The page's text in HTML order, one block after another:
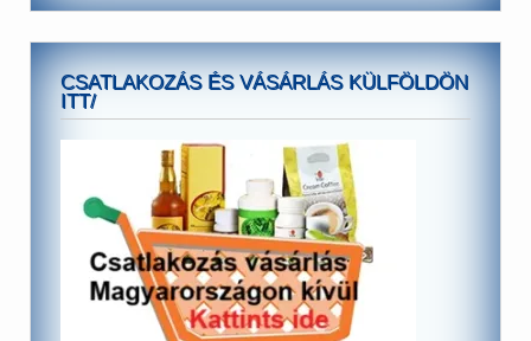
CSATLAKOZÁS ÉS VÁSÁRLÁS KÜLFÖLDÖN
ITT/